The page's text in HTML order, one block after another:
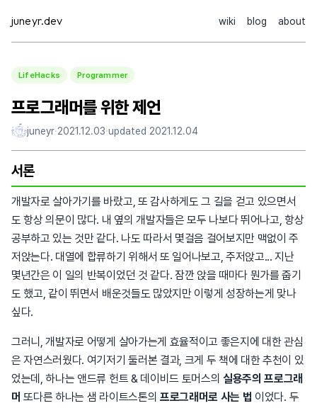
to
content
juneyr.dev wiki blog about
LifeHacks Programmer
프로그래머를 위한 제언
juneyr·2021.12.03·updated 2021.12.04
서론
개발자로 살아가기를 바랐고, 또 감사하게도 그 길을 걷고 있으면서
도 항상 의문이 많다. 내 옆의 개발자들은 모두 나보다 뛰어나고, 항상
공부하고 있는 것만 같다. 나도 따라서 몇걸음 걸어보지만 맥없이 주
저앉는다. 대열에 합류하기 위해서 또 일어나보고, 주저앉고... 지난
몇년간은 이 일의 반복이었던 것 같다. 잠깐 앉을 때마다 뭔가를 줍기
도 했고, 같이 뛰면서 배운것들도 많았지만 이렇게 성장하는게 맞나
싶다.
그러니, 개발자로 어떻게 살아가는게 효율적이고 좋은지에 대한 관심
은 자연스러웠다. 여기저기 둘러본 결과, 크게 두 책에 대한 추천이 있
었는데, 하나는 앤드류 헌트 & 데이비드 토머스의실용주의 프로그래
머 또다른 하나는 샘 라이트스톤의 프로그래머로 사는 법 이었다. 두